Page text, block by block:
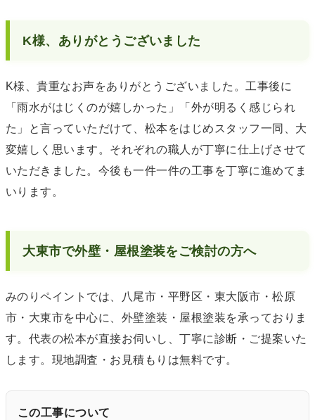
K様、ありがとうございました
K様、貴重なお声をありがとうございました。工事後に
「雨水がはじくのが嬉しかった」「外が明るく感じられ
た」と言っていただけて、松本をはじめスタッフ一同、大
変嬉しく思います。それぞれの職人が丁寧に仕上げさせて
いただきました。今後も一件一件の工事を丁寧に進めてま
いります。
大東市で外壁・屋根塗装をご検討の方へ
みのりペイントでは、八尾市・平野区・東大阪市・松原
市・大東市を中心に、外壁塗装・屋根塗装を承っておりま
す。代表の松本が直接お伺いし、丁寧に診断・ご提案いた
します。現地調査・お見積もりは無料です。
この工事について